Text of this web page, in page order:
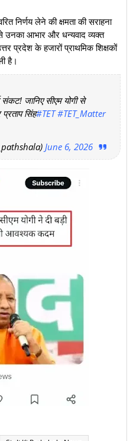
निर्णय लेने की क्षमता की सराहना
आभार और धन्यवाद व्यक्त
प्रदेश के हजारों प्राथमिक शिक्षकों
है।
संकट! जानिए सीएम योगी से
सिंह#TET #TET_Matter
June 6, 2026